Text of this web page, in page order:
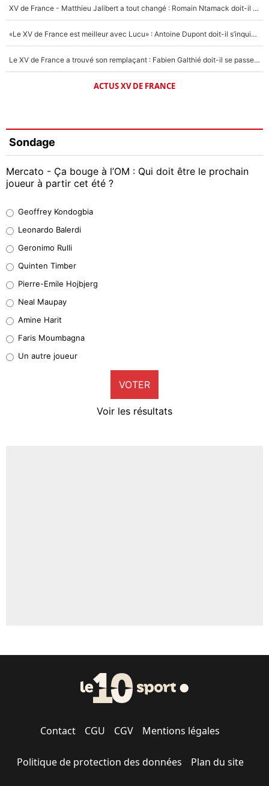
XV de France - Matthieu Jalibert a tout changé : Romain Ntamack doit-il s’inquiéter pour sa place à un an de la Coupe du monde ?
«Le XV de France est meilleur avec Lucu» : Antoine Dupont doit-il s’inquiéter pour sa place ?
Le XV de France a trouvé son remplaçant : Fabien Galthié doit-il se passer d'Antoine Dupont ?
ACTUS XV DE FRANCE
Sondage
Mercato - Ça bouge à l’OM : Qui doit être le prochain
joueur à partir cet été ?
38%
32%
4%
1%
9%
Geoffrey Kondogbia
Leonardo Balerdi
Geronimo Rulli
Quinten Timber
Pierre-Emile Hojbjerg
Neal Maupay
Amine Harit
Faris Moumbagna
Un autre joueur
VOTER
Voir les résultats
Contact CGU CGV Mentions légales
Politique de protection des données Plan du site